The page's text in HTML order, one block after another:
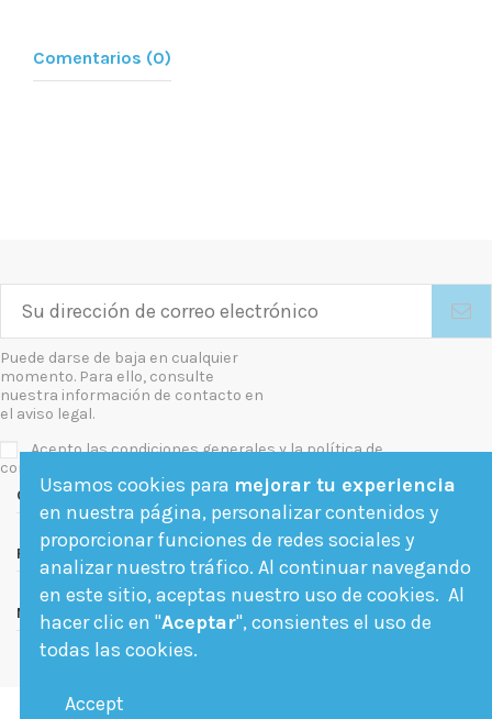
Comentarios (0)
Puede darse de baja en cualquier
momento. Para ello, consulte
nuestra información de contacto en
el aviso legal.
Acepto las condiciones generales y la política de
confidencialidad
Contact us
Follow us
Newsletter
Usamos cookies para mejorar tu experiencia
en nuestra página, personalizar contenidos y
proporcionar funciones de redes sociales y
analizar nuestro tráfico. Al continuar navegando
en este sitio, aceptas nuestro uso de cookies. Al
hacer clic en "Aceptar", consientes el uso de
todas las cookies.
Accept